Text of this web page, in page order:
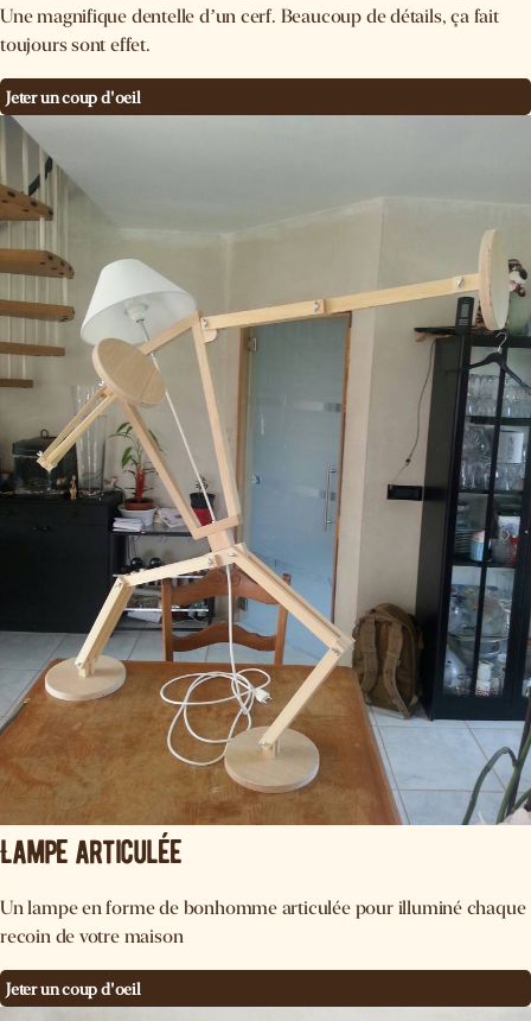
Une magnifique dentelle d’un cerf. Beaucoup de détails, ça fait
toujours sont effet.
Jeter un coup d'oeil
Lampe articulée
Un lampe en forme de bonhomme articulée pour illuminé chaque
recoin de votre maison
Jeter un coup d'oeil